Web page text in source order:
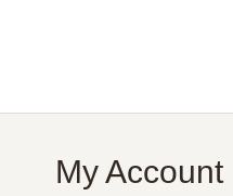
My Account
ÜBER MICH